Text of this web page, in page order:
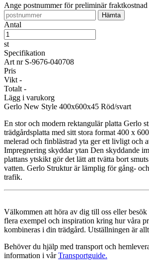
Ange postnummer för preliminär fraktkostnad
Antal
st
Specifikation
Art nr S-9676-040708
Pris
Vikt -
Totalt -
Lägg i varukorg
Gerlo New Style 400x600x45 Röd/svart
En stor och modern rektangulär platta Gerlo
trädgårdsplatta med sitt stora format 400 x
melerad och finblästrad yta ger ett livligt och
Impregnering skyddar ytan Den skyddande
plattans ytskikt gör det lätt att tvätta bort
vatten. Gerlo Struktur är lämplig för gång-
trafik.
Välkommen att höra av dig till oss eller
flera exempel och inspiration kring hur våra
kombineras i din trädgård. Utställningen är
Behöver du hjälp med transport och
information i vårTransportguide.